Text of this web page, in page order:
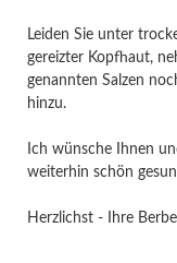
Leiden Sie unter
gereizter Kopfhaut,
genannten Salzen
hinzu.
Ich wünsche Ihnen
weiterhin schön
Herzlichst - Ihre